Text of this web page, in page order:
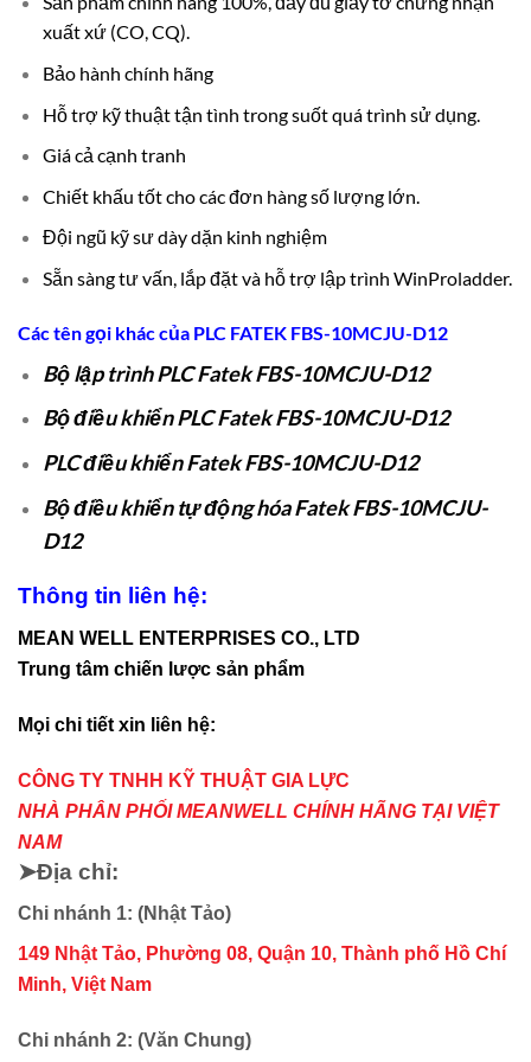
xuất xứ (CO, CQ).
Bảo hành chính hãng
Hỗ trợ kỹ thuật tận tình trong suốt quá trình sử dụng.
Giá cả cạnh tranh
Chiết khấu tốt cho các đơn hàng số lượng lớn.
Đội ngũ kỹ sư dày dặn kinh nghiệm
Sẵn sàng tư vấn, lắp đặt và hỗ trợ lập trình WinProladder.
Các tên gọi khác của PLC FATEK FBS-10MCJU-D12
Bộ lập trình PLC Fatek FBS-10MCJU-D12
Bộ điều khiển PLC Fatek FBS-10MCJU-D12
PLC điều khiển Fatek FBS-10MCJU-D12
Bộ điều khiển tự động hóa Fatek FBS-10MCJU-
D12
Thông tin liên hệ:
MEAN WELL ENTERPRISES CO., LTD
Trung tâm chiến lược sản phẩm
Mọi chi tiết xin liên hệ:
CÔNG TY TNHH KỸ THUẬT GIA LỰC
NHÀ PHÂN PHỐI MEANWELL CHÍNH HÃNG TẠI VIỆT
NAM
➤Địa chỉ:
Chi nhánh 1: (Nhật Tảo)
149 Nhật Tảo, Phường 08, Quận 10, Thành phố Hồ Chí
Minh, Việt Nam
Chi nhánh 2: (Văn Chung)